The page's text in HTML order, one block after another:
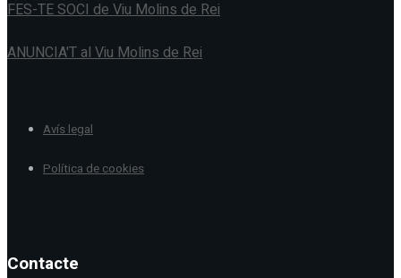
FES-TE SOCI de Viu Molins de Rei
ANUNCIA'T al Viu Molins de Rei
Avís legal
Política de cookies
Contacte